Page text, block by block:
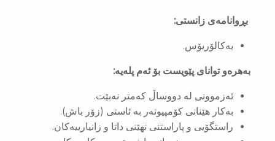
بڕوانامەی زانستی:
بەکالۆریۆس.
بەهرەو توانای پێویست بۆ ئەم پلەیە:
ئەزموونی له دووساڵ كەمتر نەبێت.
بەکار هێنانی کۆمپیوتەر بە ئاستی (زۆر باش).
راستگۆیی و پاراستنی نهێنی داتا و زانیارییەکان.